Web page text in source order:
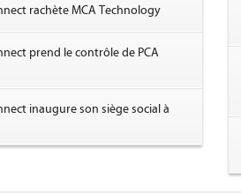
rachète MCA Technology
prend le contrôle de PCA
inaugure son siège social à